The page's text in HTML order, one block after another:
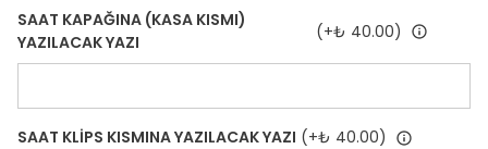
SAAT KAPAĞINA (KASA KISMI)
YAZILACAK YAZI
(+₺ 40.00)
SAAT KLİPS KISMINA YAZILACAK YAZI (+₺ 40.00)